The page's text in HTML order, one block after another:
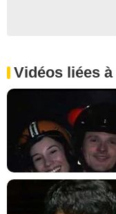
Vidéos liées